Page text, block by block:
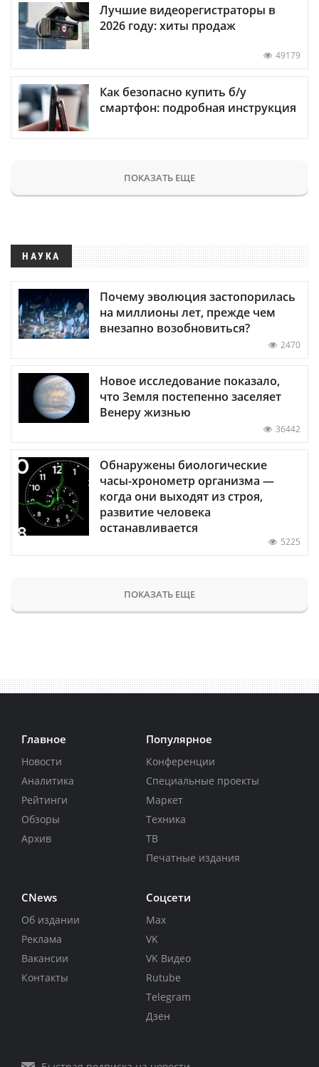
Лучшие видеорегистраторы в
2026 году: хиты продаж
49179
Как безопасно купить б/у
смартфон: подробная инструкция
ПОКАЗАТЬ ЕЩЕ
НАУКА
Почему эволюция застопорилась
на миллионы лет, прежде чем
внезапно возобновиться?
2470
Новое исследование показало,
что Земля постепенно заселяет
Венеру жизнью
36442
Обнаружены биологические
часы-хронометр организма —
когда они выходят из строя,
развитие человека
останавливается
5225
ПОКАЗАТЬ ЕЩЕ
Главное
Новости
Аналитика
Рейтинги
Обзоры
Архив
Популярное
Конференции
Специальные проекты
Маркет
Техника
ТВ
Печатные издания
CNews
Об издании
Реклама
Вакансии
Контакты
Соцсети
Max
VK
VK Видео
Rutube
Telegram
Дзен